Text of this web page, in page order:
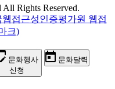
Rights Reserved.
문화행사
신청
문화달력